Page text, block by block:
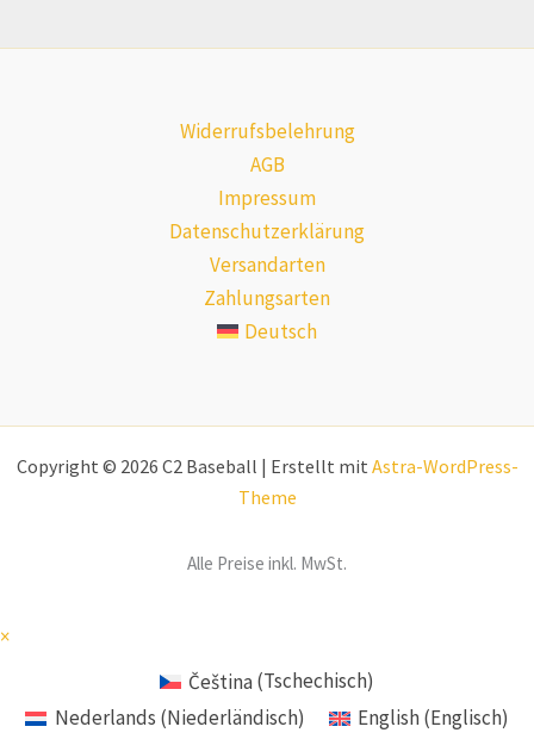
Widerrufsbelehrung
AGB
Impressum
Datenschutzerklärung
Versandarten
Zahlungsarten
Deutsch
Copyright © 2026 C2 Baseball | Erstellt mit Astra-WordPress-
Theme
Alle Preise inkl. MwSt.
×
Čeština(Tschechisch)
Nederlands (Niederländisch) English(Englisch)